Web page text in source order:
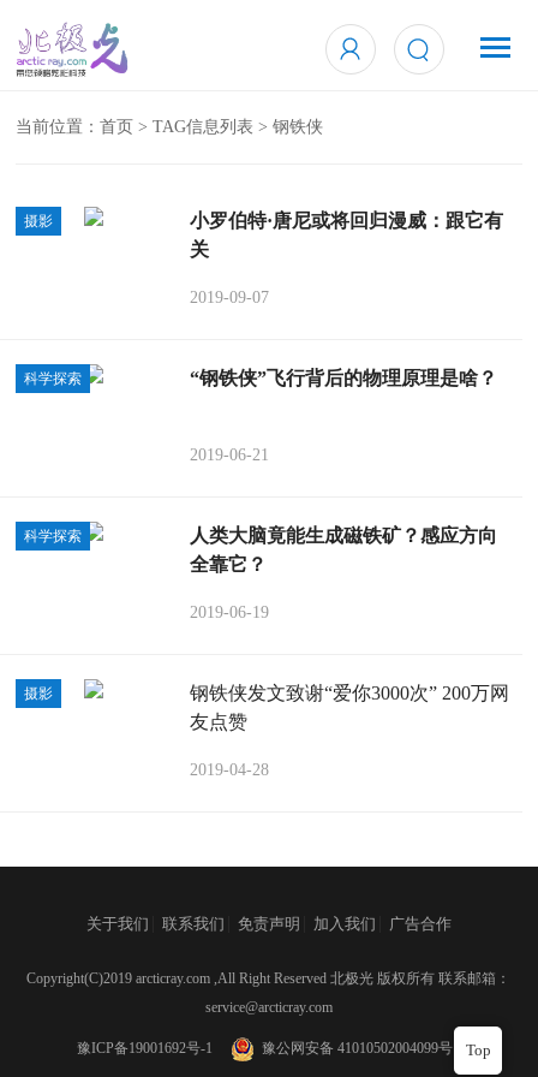
当前位置：首页 > TAG信息列表 > 钢铁侠
摄影
小罗伯特·唐尼或将回归漫威：跟它有
关
2019-09-07
科学探索 “钢铁侠”飞行背后的物理原理是啥？
2019-06-21
科学探索
人类大脑竟能生成磁铁矿？感应方向
全靠它？
2019-06-19
摄影
钢铁侠发文致谢“爱你3000次” 200万网
友点赞
2019-04-28
关于我们 联系我们 免责声明 加入我们 广告合作
Copyright(C)2019 arcticray.com ,All Right Reserved 北极光 版权所有 联系邮箱：
service@arcticray.com
豫ICP备19001692号-1 豫公网安备 41010502004099号 Top